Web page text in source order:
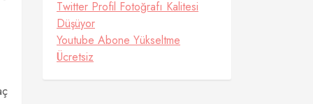
Twitter Profil Fotoğrafı Kalitesi
Düşüyor
Youtube Abone Yükseltme
Ücretsiz